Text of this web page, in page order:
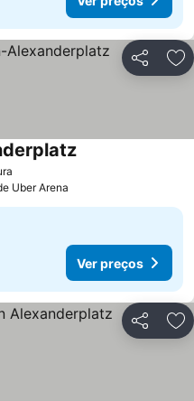
Partilhar
Ver preços
Uber Arena
Ver preços
Partilhar